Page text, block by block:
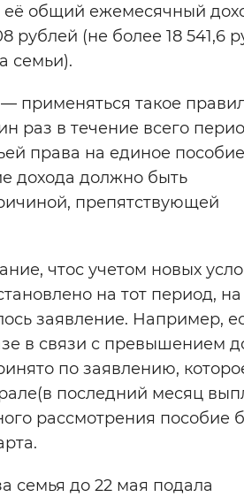
её общий ежемесячный
рублей (не более 18 541,6
семьи).
применяться такое
раз в течение всего
права на единое
дохода должно быть
препятствующей
чтос учетом новых
на тот период, на
заявление. Например,
в связи с превышением
по заявлению,
последний месяц
рассмотрения пособие
семья до 22 мая подала